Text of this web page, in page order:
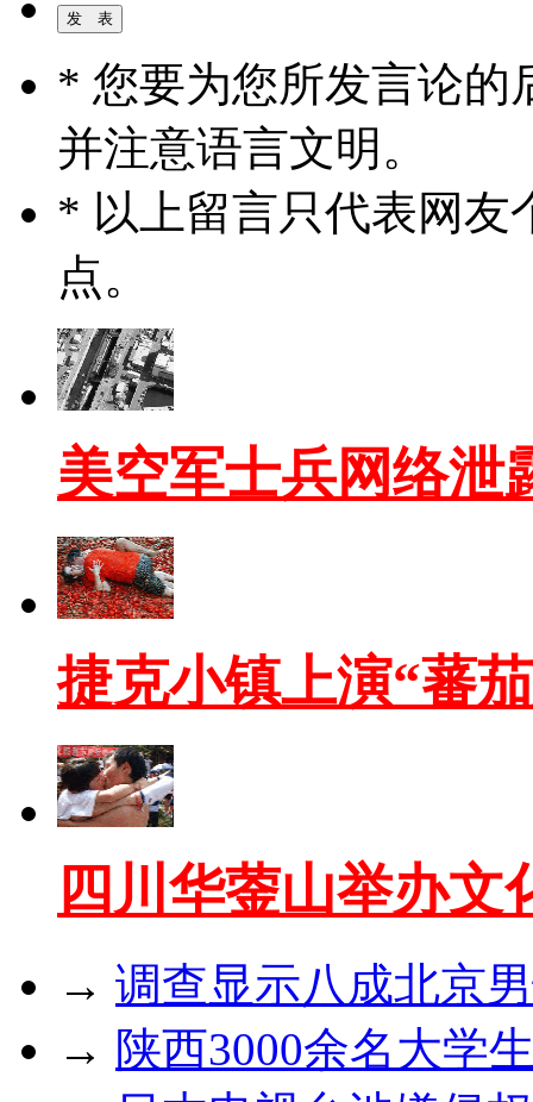
* 您要为您所发言论的
并注意语言文明。
* 以上留言只代表网友
点。
美空军士兵网络泄
捷克小镇上演“蕃
四川华蓥山举办
→ 调查显示八成北京
→ 陕西3000余名大学